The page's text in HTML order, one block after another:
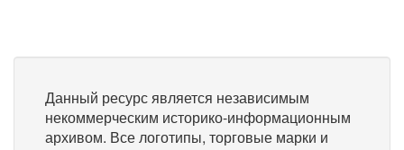
Данный ресурс является независимым
некоммерческим историко-информационным
архивом. Все логотипы, торговые марки и